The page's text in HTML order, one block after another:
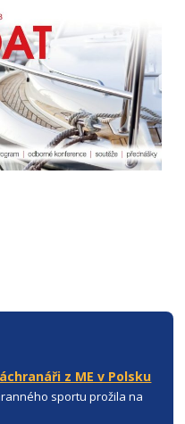
z ME v Polsku
sportu prožila na